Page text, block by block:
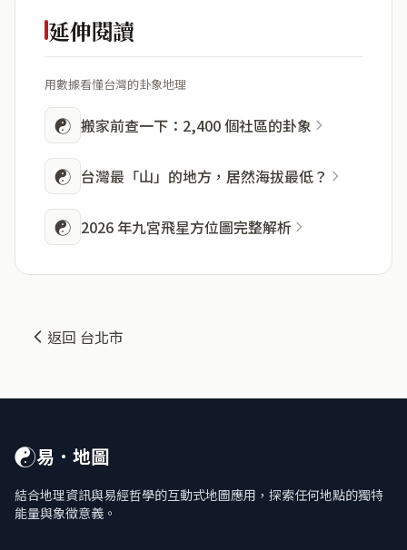
延伸閱讀
用數據看懂台灣的卦象地理
☯ 搬家前查一下：2,400 個社區的卦象
☯ 台灣最「山」的地方，居然海拔最低？
☯ 2026 年九宮飛星方位圖完整解析
返回 台北市
☯易．地圖
結合地理資訊與易經哲學的互動式地圖應用，探索任何地點的獨特
能量與象徵意義。